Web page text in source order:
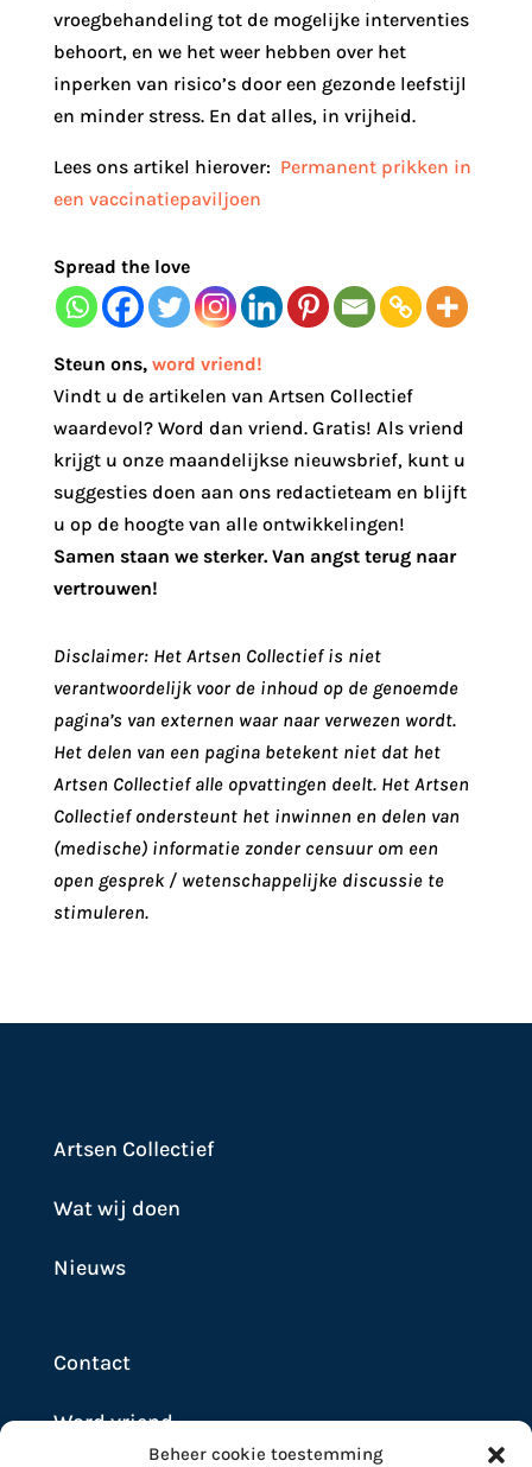
Beheer cookie toestemming
vroegbehandeling tot de mogelijke interventies
behoort, en we het weer hebben over het
inperken van risico’s door een gezonde leefstijl
en minder stress. En dat alles, in vrijheid.
Lees ons artikel hierover: Permanent prikken in
een vaccinatiepaviljoen
Spread the love
Steun ons, word vriend!
Vindt u de artikelen van Artsen Collectief
waardevol? Word dan vriend. Gratis! Als vriend
krijgt u onze maandelijkse nieuwsbrief, kunt u
suggesties doen aan ons redactieteam en blijft
u op de hoogte van alle ontwikkelingen!
Samen staan we sterker. Van angst terug naar
vertrouwen!
Disclaimer: Het Artsen Collectief is niet
verantwoordelijk voor de inhoud op de genoemde
pagina’s van externen waar naar verwezen wordt.
Het delen van een pagina betekent niet dat het
Artsen Collectief alle opvattingen deelt. Het Artsen
Collectief ondersteunt het inwinnen en delen van
(medische) informatie zonder censuur om een
open gesprek / wetenschappelijke discussie te
stimuleren.
Artsen Collectief
Wat wij doen
Nieuws
Contact
Word vriend